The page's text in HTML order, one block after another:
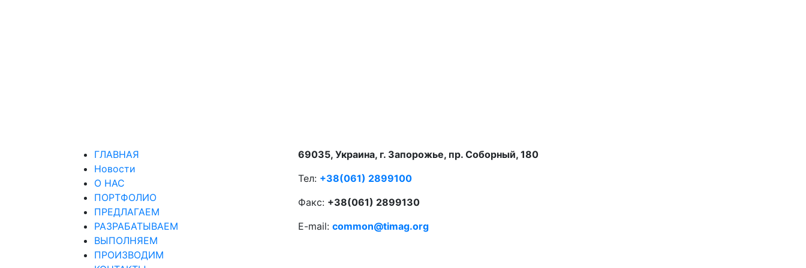
ГЛАВНАЯ
Новости
О НАС
ПОРТФОЛИО
ПРЕДЛАГАЕМ
РАЗРАБАТЫВАЕМ
ВЫПОЛНЯЕМ
ПРОИЗВОДИМ
69035, Украина, г. Запорожье, пр. Соборный, 180
Тел: +38(061) 2899100
Факс: +38(061) 2899130
E-mail: common@timag.org